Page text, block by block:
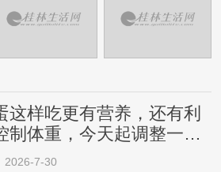
这样吃更有营养，还有利
制体重，今天起调整一下
2026-7-30